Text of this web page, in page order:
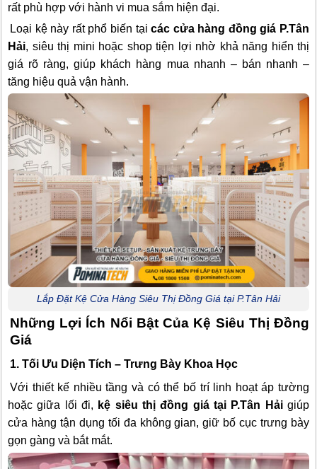
rất phù hợp với hành vi mua sắm hiện đại.
Loại kệ này rất phổ biến tạicác cửa hàng đồng giá P.Tân
Hải, siêu thị mini hoặc shop tiện lợi nhờ khả năng hiển thị
giá rõ ràng, giúp khách hàng mua nhanh – bán nhanh –
tăng hiệu quả vận hành.
Lắp Đặt Kệ Cửa Hàng Siêu Thị Đồng Giá tại P.Tân Hải
Những Lợi Ích Nổi Bật Của Kệ Siêu Thị Đồng
Giá
1. Tối Ưu Diện Tích – Trưng Bày Khoa Học
Với thiết kế nhiều tầng và có thể bố trí linh hoạt áp tường
hoặc giữa lối đi, kệ siêu thị đồng giá tại P.Tân Hảigiúp
cửa hàng tận dụng tối đa không gian, giữ bố cục trưng bày
gọn gàng và bắt mắt.